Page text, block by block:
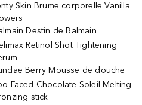
Skin Brume corporelle Vanilla
Destin de Balmain
Retinol Shot Tightening
Berry Mousse de douche
Faced Chocolate Soleil Melting
stick